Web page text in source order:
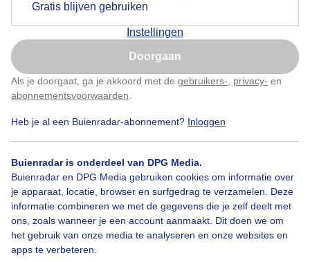
Gratis blijven gebruiken
Instellingen
Doorgaan
Als je doorgaat, ga je akkoord met de gebruikers- privacy- en
abonnementsvoorwaarden
Heb je al een Buienradar-abonnement? Inloggen
Buienradar is onderdeel van DPG Media.
Buienradar en DPG Media gebruiken cookies om informatie over
je apparaat, locatie, browser en surfgedrag te verzamelen. Deze
informatie combineren we met de gegevens die je zelf deelt met
ons, zoals wanneer je een account aanmaakt. Dit doen we om
het gebruik van onze media te analyseren en onze websites en
apps te verbeteren.
Door: Nico Gemaakt: 10-05-2026, 36x bekeken
Bekijk slideshow
Nu niet, misschien later
Klik hierom dit aan te passen